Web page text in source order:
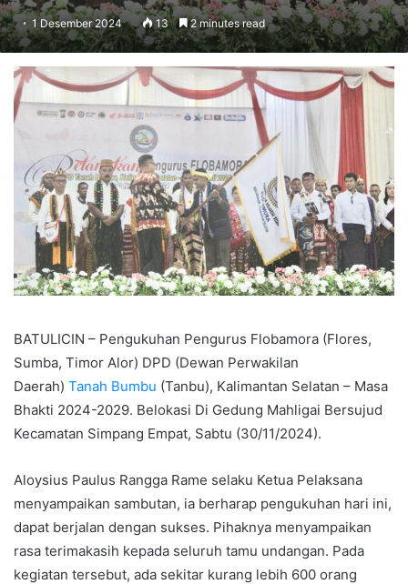
1 Desember 2024 13 2 minutes read
BATULICIN – Pengukuhan Pengurus Flobamora (Flores,
Sumba, Timor Alor) DPD (Dewan Perwakilan
Daerah) Tanah Bumbu (Tanbu), Kalimantan Selatan – Masa
Bhakti 2024-2029. Belokasi Di Gedung Mahligai Bersujud
Kecamatan Simpang Empat, Sabtu (30/11/2024).
Aloysius Paulus Rangga Rame selaku Ketua Pelaksana
menyampaikan sambutan, ia berharap pengukuhan hari ini,
dapat berjalan dengan sukses. Pihaknya menyampaikan
rasa terimakasih kepada seluruh tamu undangan. Pada
kegiatan tersebut, ada sekitar kurang lebih 600 orang